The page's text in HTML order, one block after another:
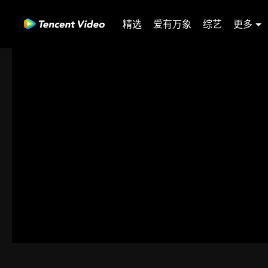
精选 爱有万象 综艺 更多